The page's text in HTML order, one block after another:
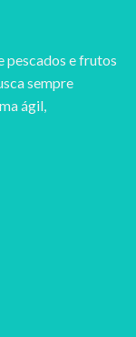
pescados e frutos
sempre
ágil,